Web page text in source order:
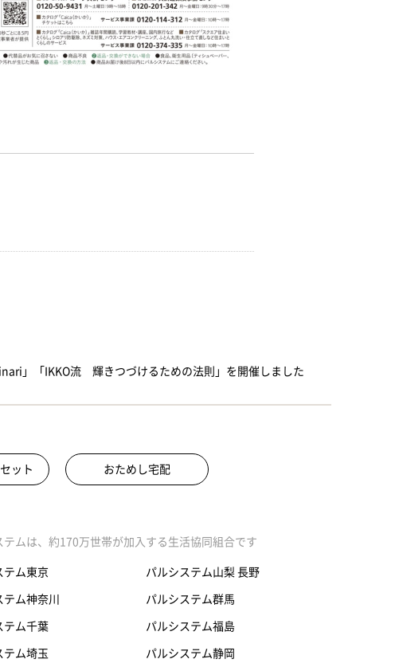
」「IKKO流 輝きつづけるための法則」を開催しました
ット おためし宅配
テムは、約170万世帯が加入する生活協同組合です
テム東京
ム神奈川
テム千葉
テム埼玉
パルシステム山梨 長野
パルシステム群馬
パルシステム福島
パルシステム静岡